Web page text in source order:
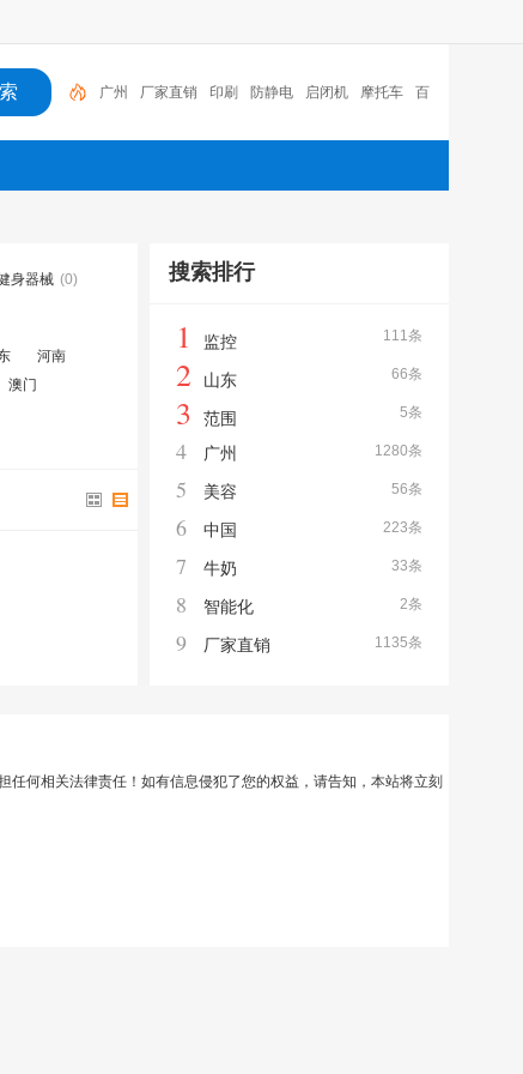
广州 厂家直销 印刷 防静电 启闭机 摩托车 百
福 咏玖进出口 体验桌 扑克
身器械 (0)
河南
澳门
搜索排行
111条
1 监控
66条
2 山东
5条
3 范围
1280条
4 广州
56条
5 美容
223条
6 中国
33条
7 牛奶
2条
8 智能化
1135条
9 厂家直销
任何相关法律责任！如有信息侵犯了您的权益，请告知，本站将立刻